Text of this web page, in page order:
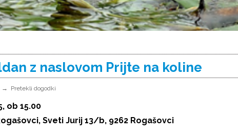
z naslovom Prijte na koline
Pretekli dogodki
ob 15.00
Sveti Jurij 13/b, 9262 Rogašovci